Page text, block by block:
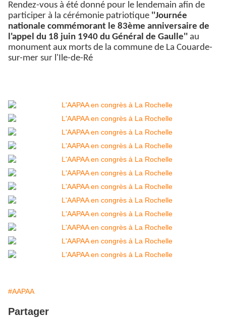
Rendez-vous à été donné pour le lendemain afin de
participer à la cérémonie patriotique ''Journée
nationale commémorant le 83ème anniversaire de
l'appel du 18 juin 1940 du Général de Gaulle'' au
monument aux morts de la commune de La Couarde-
sur-mer sur l'Ile-de-Ré
#AAPAA
Partager